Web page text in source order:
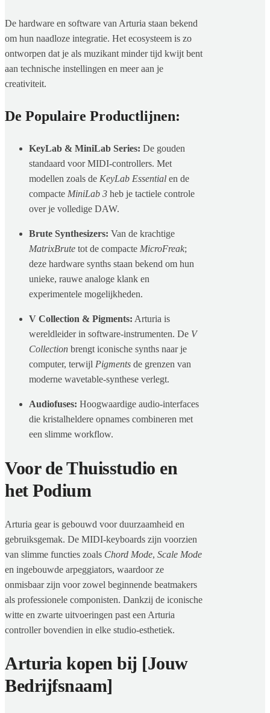
De hardware en software van Arturia staan bekend
om hun naadloze integratie. Het ecosysteem is zo
ontworpen dat je als muzikant minder tijd kwijt bent
aan technische instellingen en meer aan je
creativiteit.
De Populaire Productlijnen:
KeyLab & MiniLab Series: De gouden
standaard voor MIDI-controllers. Met
modellen zoals de KeyLab Essential en de
compacte MiniLab 3 heb je tactiele controle
over je volledige DAW.
Brute Synthesizers: Van de krachtige
MatrixBrute tot de compacte MicroFreak;
deze hardware synths staan bekend om hun
unieke, rauwe analoge klank en
experimentele mogelijkheden.
V Collection & Pigments: Arturia is
wereldleider in software-instrumenten. De V
Collection brengt iconische synths naar je
computer, terwijl Pigments de grenzen van
moderne wavetable-synthese verlegt.
Audiofuses: Hoogwaardige audio-interfaces
die kristalheldere opnames combineren met
een slimme workflow.
Voor de Thuisstudio en
het Podium
Arturia gear is gebouwd voor duurzaamheid en
gebruiksgemak. De MIDI-keyboards zijn voorzien
van slimme functies zoals Chord Mode, Scale Mode
en ingebouwde arpeggiators, waardoor ze
onmisbaar zijn voor zowel beginnende beatmakers
als professionele componisten. Dankzij de iconische
witte en zwarte uitvoeringen past een Arturia
controller bovendien in elke studio-esthetiek.
Arturia kopen bij [Jouw
Bedrijfsnaam]